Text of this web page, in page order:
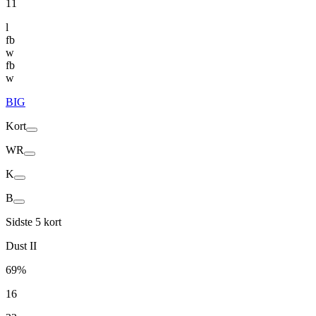
11
l
fb
w
fb
w
BIG
Kort
WR
K
B
Sidste 5 kort
Dust II
69%
16